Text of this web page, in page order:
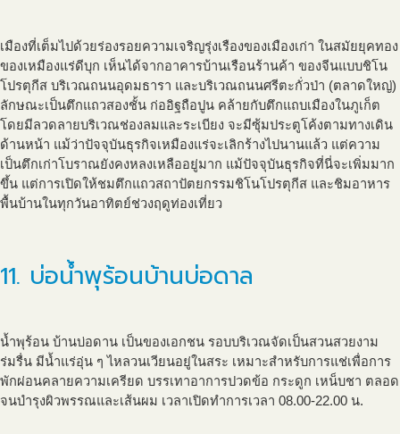
เมืองที่เต็มไปด้วยร่องรอยความเจริญรุ่งเรืองของเมืองเก่า ในสมัยยุคทอง
ของเหมืองแร่ดีบุก เห็นได้จากอาคารบ้านเรือนร้านค้า ของจีนแบบชิโน
โปรตุกีส บริเวณถนนอุดมธารา และบริเวณถนนศรีตะกั่วป่า (ตลาดใหญ่)
ลักษณะเป็นตึกแถวสองชั้น ก่ออิฐถือปูน คล้ายกับตึกแถบเมืองในภูเก็ต
โดยมีลวดลายบริเวณช่องลมและระเบียง จะมีซุ้มประตูโค้งตามทางเดิน
ด้านหน้า แม้ว่าปัจจุบันธุรกิจเหมืองแร่จะเลิกร้างไปนานแล้ว แต่ความ
เป็นตึกเก่าโบราณยังคงหลงเหลืออยู่มาก แม้ปัจจุบันธุรกิจที่นี่จะเพิ่มมาก
ขึ้น แต่การเปิดให้ชมตึกแถวสถาปัตยกรรมชิโนโปรตุกีส และชิมอาหาร
พื้นบ้านในทุกวันอาทิตย์ช่วงฤดูท่องเที่ยว
11. บ่อน้ำพุร้อนบ้านบ่อดาล
น้ำพุร้อน บ้านบ่อดาน เป็นของเอกชน รอบบริเวณจัดเป็นสวนสวยงาม
ร่มรื่น มีน้ำแร่อุ่น ๆ ไหลวนเวียนอยู่ในสระ เหมาะสำหรับการแช่เพื่อการ
พักผ่อนคลายความเครียด บรรเทาอาการปวดข้อ กระดูก เหน็บชา ตลอด
จนบำรุงผิวพรรณและเส้นผม เวลาเปิดทำการเวลา 08.00-22.00 น.